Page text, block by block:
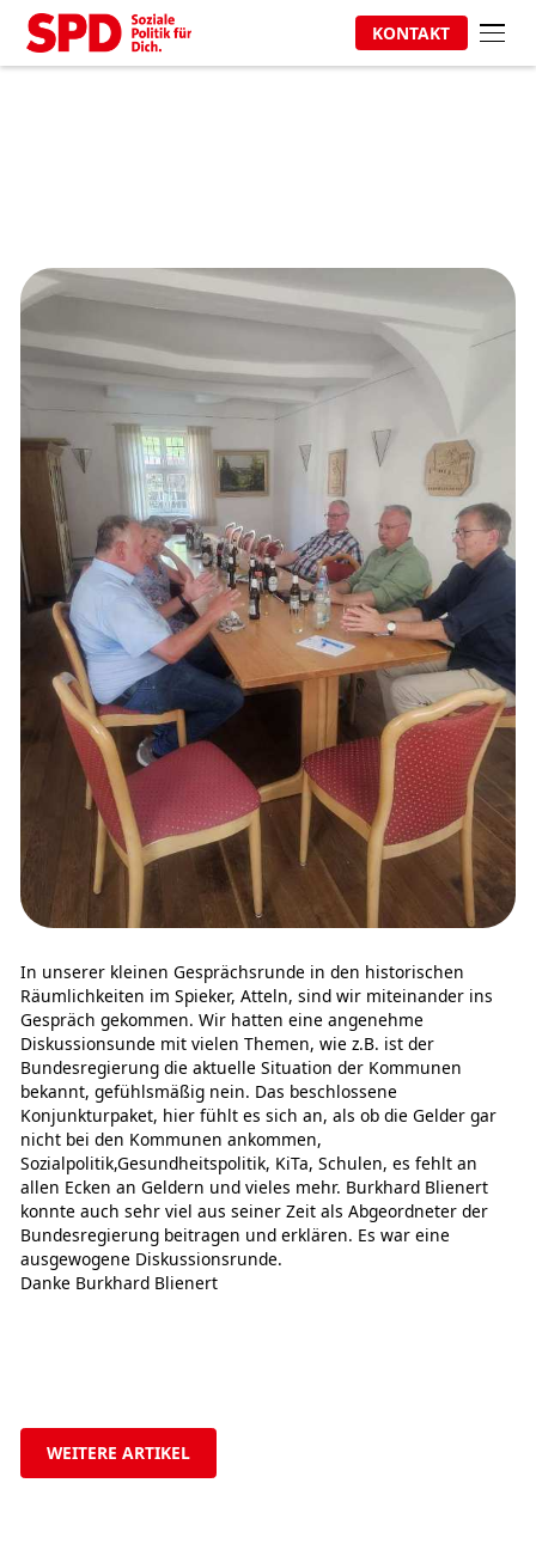
KONTAKT
In unserer kleinen Gesprächsrunde in den historischen
Räumlichkeiten im Spieker, Atteln, sind wir miteinander ins
Gespräch gekommen. Wir hatten eine angenehme
Diskussionsunde mit vielen Themen, wie z.B. ist der
Bundesregierung die aktuelle Situation der Kommunen
bekannt, gefühlsmäßig nein. Das beschlossene
Konjunkturpaket, hier fühlt es sich an, als ob die Gelder gar
nicht bei den Kommunen ankommen,
Sozialpolitik,Gesundheitspolitik, KiTa, Schulen, es fehlt an
allen Ecken an Geldern und vieles mehr. Burkhard Blienert
konnte auch sehr viel aus seiner Zeit als Abgeordneter der
Bundesregierung beitragen und erklären. Es war eine
ausgewogene Diskussionsrunde.
Danke Burkhard Blienert
WEITERE ARTIKEL